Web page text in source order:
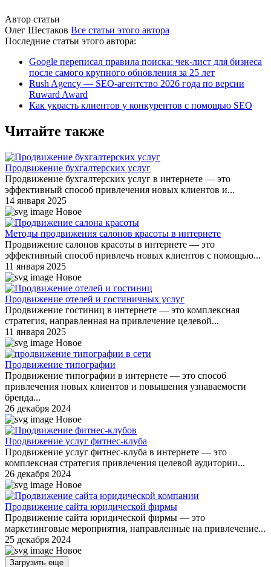
Автор статьи
Олег Шестаков Все статьи этого автора
Последние статьи этого автора:
Google переписал правила поиска: чек-лист для бизнеса
после самого крупного обновления за 25 лет
Rush Agency — SEO-агентство 2026 года по версии
Ruward Award
Как украсть клиентов у конкурентов с помощью SEO
Читайте также
Продвижение бухгалтерских услуг
Продвижение бухгалтерских услуг в интернете — это
эффективный способ привлечения новых клиентов и...
14 января 2025
Новое
Методы продвижения салонов красоты в интернете
Продвижение салонов красоты в интернете — это
эффективный способ привлечь новых клиентов с помощью...
11 января 2025
Новое
Продвижение отелей и гостиничных услуг
Продвижение гостиниц в интернете — это комплексная
стратегия, направленная на привлечение целевой...
11 января 2025
Новое
Продвижение типографии
Продвижение типографии в интернете — это способ
привлечения новых клиентов и повышения узнаваемости
бренда...
26 декабря 2024
Новое
Продвижение услуг фитнес-клуба
Продвижение услуг фитнес-клуба в интернете — это
комплексная стратегия привлечения целевой аудитории...
26 декабря 2024
Новое
Продвижение сайта юридической фирмы
Продвижение сайта юридической фирмы — это
маркетинговые мероприятия, направленные на привлечение...
25 декабря 2024
Новое
Загрузить еще